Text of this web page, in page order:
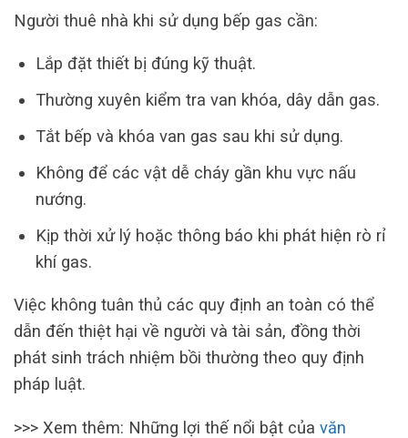
Người thuê nhà khi sử dụng bếp gas cần:
Lắp đặt thiết bị đúng kỹ thuật.
Thường xuyên kiểm tra van khóa, dây dẫn gas.
Tắt bếp và khóa van gas sau khi sử dụng.
Không để các vật dễ cháy gần khu vực nấu
nướng.
Kịp thời xử lý hoặc thông báo khi phát hiện rò rỉ
khí gas.
Việc không tuân thủ các quy định an toàn có thể
dẫn đến thiệt hại về người và tài sản, đồng thời
phát sinh trách nhiệm bồi thường theo quy định
pháp luật.
>>> Xem thêm: Những lợi thế nổi bật của văn